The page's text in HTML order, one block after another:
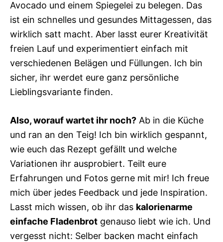
Avocado und einem Spiegelei zu belegen. Das
ist ein schnelles und gesundes Mittagessen, das
wirklich satt macht. Aber lasst eurer Kreativität
freien Lauf und experimentiert einfach mit
verschiedenen Belägen und Füllungen. Ich bin
sicher, ihr werdet eure ganz persönliche
Lieblingsvariante finden.
Also, worauf wartet ihr noch? Ab in die Küche
und ran an den Teig! Ich bin wirklich gespannt,
wie euch das Rezept gefällt und welche
Variationen ihr ausprobiert. Teilt eure
Erfahrungen und Fotos gerne mit mir! Ich freue
mich über jedes Feedback und jede Inspiration.
Lasst mich wissen, ob ihr das kalorienarme
einfache Fladenbrot genauso liebt wie ich. Und
vergesst nicht: Selber backen macht einfach